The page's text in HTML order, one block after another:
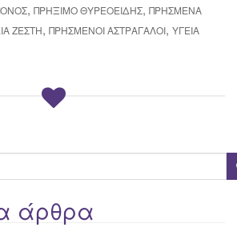
, ΠΡΉΞΙΜΟ ΘΥΡΕΟΕΙΔΉΣ, ΠΡΗΣΜΈΝΑ
ΖΈΣΤΗ, ΠΡΗΣΜΈΝΟΙ ΑΣΤΡΆΓΑΛΟΙ, ΥΓΕΊΑ
άρθρα